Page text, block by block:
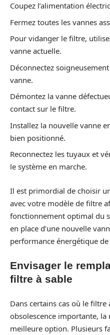
Coupez l’alimentation
Fermez toutes les vannes
Pour vidanger le filtre,
vanne actuelle.
Déconnectez
vanne.
Démontez la vanne
contact sur le filtre.
Installez la nouvelle vanne
bien positionné.
Reconnectez les tuyaux et
le système en marche.
Il est primordial de choisir
avec votre modèle de filtre
fonctionnement optimal du
en place d’une nouvelle
performance énergétique de
Envisager le
filtre à sable
Dans certains cas où le filtre
obsolescence importante,
meilleure option. Plusieurs